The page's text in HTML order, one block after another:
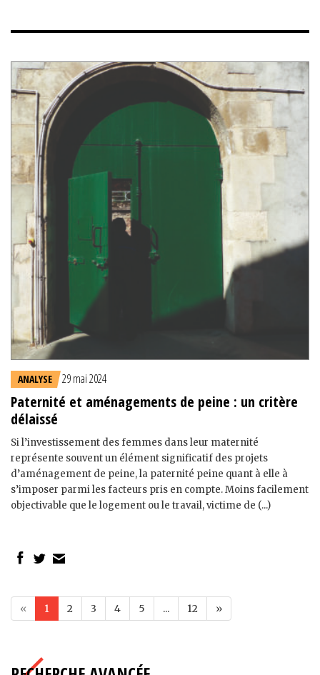
ANALYSE 29 mai 2024
Paternité et aménagements de peine : un critère
délaissé
Si l’investissement des femmes dans leur maternité
représente souvent un élément significatif des projets
d’aménagement de peine, la paternité peine quant à elle à
s’imposer parmi les facteurs pris en compte. Moins facilement
objectivable que le logement ou le travail, victime de (...)
« 1 2 3 4 5 ... 12 »